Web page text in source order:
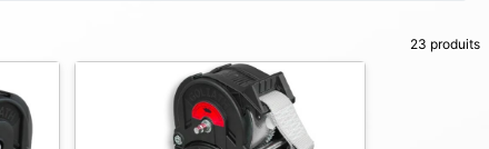
23 produits